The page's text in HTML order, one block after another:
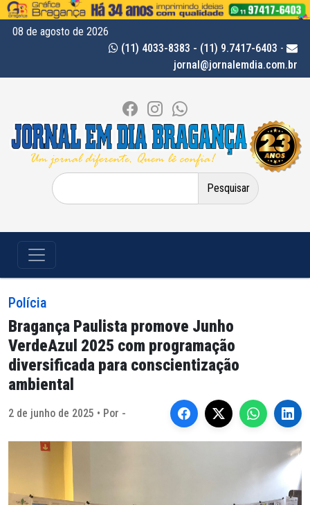
08 de agosto de 2026
(11) 4033-8383 - (11) 9.7417-6403 -
jornal@jornalemdia.com.br
Pesquisar
por:
Polícia
Bragança Paulista promove Junho
VerdeAzul 2025 com programação
diversificada para conscientização
ambiental
2 de junho de 2025 • Por -